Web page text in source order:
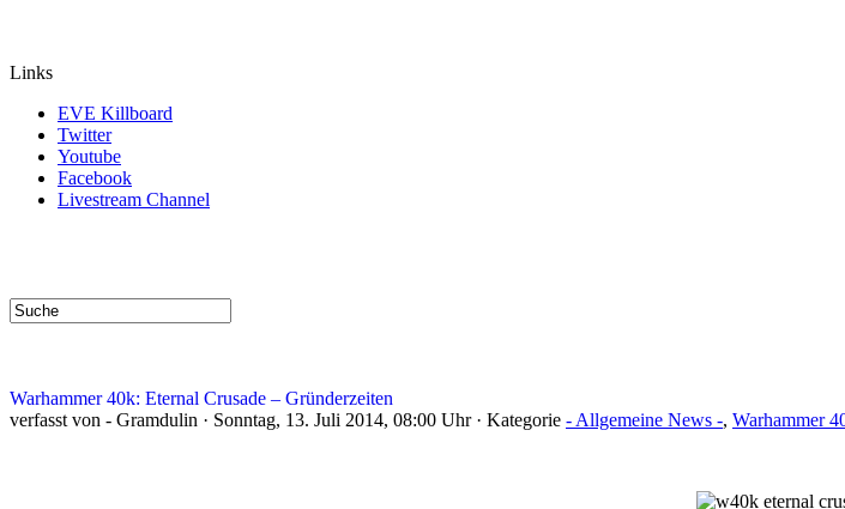
Links
EVE Killboard
Twitter
Youtube
Facebook
Livestream Channel
Warhammer 40k: Eternal Crusade – Gründerzeiten
verfasst von - Gramdulin · Sonntag, 13. Juli 2014, 08:00 Uhr · Kategorie - Allgemeine News -, Warhammer